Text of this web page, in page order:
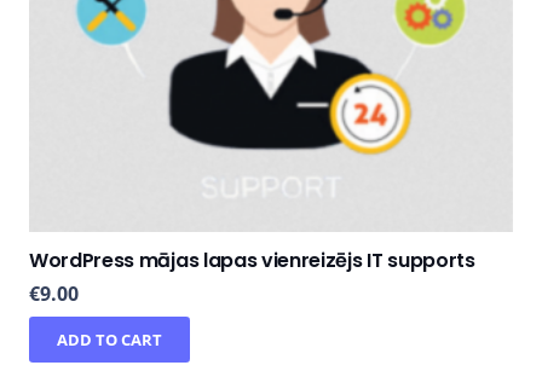
WordPress mājas lapas vienreizējs IT supports
€9.00
ADD TO CART